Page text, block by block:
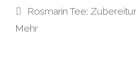
Rosmarin Tee:
Mehr